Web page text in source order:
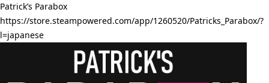
Patrick’s Parabox
https://store.steampowered.com/app/1260520/Patricks_Parabox/?
l=japanese